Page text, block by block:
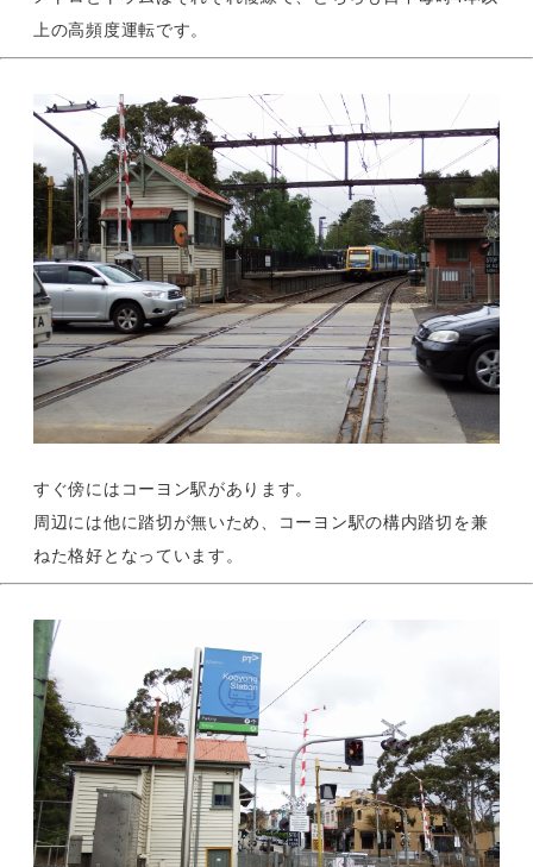
上の高頻度運転です。
すぐ傍にはコーヨン駅があります。
周辺には他に踏切が無いため、コーヨン駅の構内踏切を兼
ねた格好となっています。